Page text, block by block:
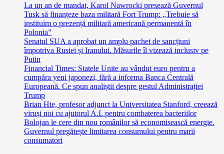
La un an de mandat, Karol Nawrocki presează Guvernul
Tusk să finanțeze baza militară Fort Trump: „Trebuie să
instituim o prezență militară americană permanentă în
Polonia”
Senatul SUA a aprobat un amplu pachet de sancțiuni
împotriva Rusiei și Iranului. Măsurile îl vizează inclusiv pe
Putin
Financial Times: Statele Unite au vândut euro pentru a
cumpăra yeni japonezi, fără a informa Banca Centrală
Europeană. Ce spun analiștii despre gestul Administrației
Trump
Brian Hie, profesor adjunct la Universitatea Stanford, creează
viruși noi cu ajutorul A.I. pentru combaterea bacteriilor
Bolojan le cere din nou românilor să economisească energie.
Guvernul pregătește limitarea consumului pentru marii
consumatori